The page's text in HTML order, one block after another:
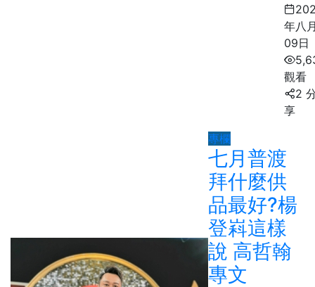
年八
09日
觀看
2
享
專欄
七月普渡
拜什麼供
品最好?楊
登嵙這樣
說 高哲翰
專文